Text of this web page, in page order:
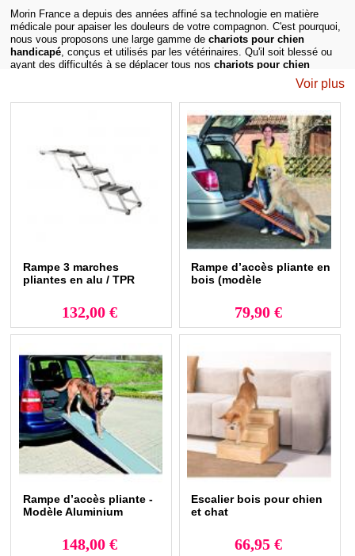
Morin France a depuis des années affiné sa technologie en matière
médicale pour apaiser les douleurs de votre compagnon. C'est pourquoi,
nous vous proposons une large gamme dechariots pour chien
handicapé, conçus et utilisés par les vétérinaires. Qu'il soit blessé ou
ayant des difficultés à se déplacer tous noschariots pour chien
sont adaptés à la morphologies à la taille au poids et sont
Un harnais pour chien handicapé : le secours en
Depuis plusieurs années nous fabriquons à la demande des vétérinaires
harnais pour chien handicapé
. Les deux poignées en nylon sont
très robustes et peuvent vous aider à porter votre chien.
Vous trouverez dans ces rubriques, des colerette, carcan, bandage,
attelle, chariot pour chien handicapé, rampe d'accès voiture,levage
Nous vous proposons aussi des produits pour les
soins du corpsou
Voir plus
Rampe 3 marches
pliantes en alu / TPR
132,00 €
Rampe d’accès pliante en
bois (modèle
79,90 €
Rampe d’accès pliante -
Modèle Aluminium
148,00 €
Escalier bois pour chien
et chat
66,95 €